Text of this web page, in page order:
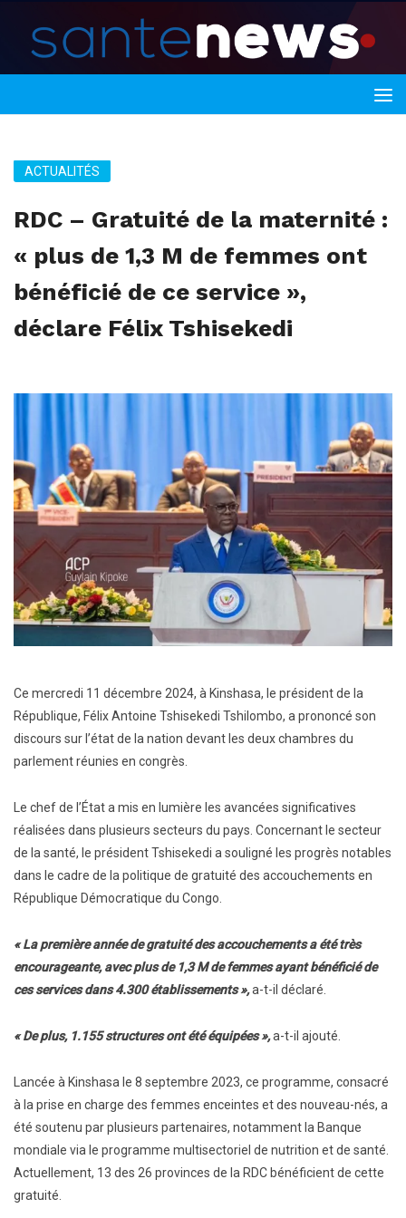
ACTUALITÉS
RDC – Gratuité de la maternité :
« plus de 1,3 M de femmes ont
bénéficié de ce service »,
déclare Félix Tshisekedi
Ce mercredi 11 décembre 2024, à Kinshasa, le président de la
République, Félix Antoine Tshisekedi Tshilombo, a prononcé son
discours sur l’état de la nation devant les deux chambres du
parlement réunies en congrès.
Le chef de l’État a mis en lumière les avancées significatives
réalisées dans plusieurs secteurs du pays. Concernant le secteur
de la santé, le président Tshisekedi a souligné les progrès notables
dans le cadre de la politique de gratuité des accouchements en
République Démocratique du Congo.
« La première année de gratuité des accouchements a été très
encourageante, avec plus de 1,3 M de femmes ayant bénéficié de
ces services dans 4.300 établissements »,a-t-il déclaré.
« De plus, 1.155 structures ont été équipées »,a-t-il ajouté.
Lancée à Kinshasa le 8 septembre 2023, ce programme, consacré
à la prise en charge des femmes enceintes et des nouveau-nés, a
été soutenu par plusieurs partenaires, notamment la Banque
mondiale via le programme multisectoriel de nutrition et de santé.
Actuellement, 13 des 26 provinces de la RDC bénéficient de cette
gratuité.